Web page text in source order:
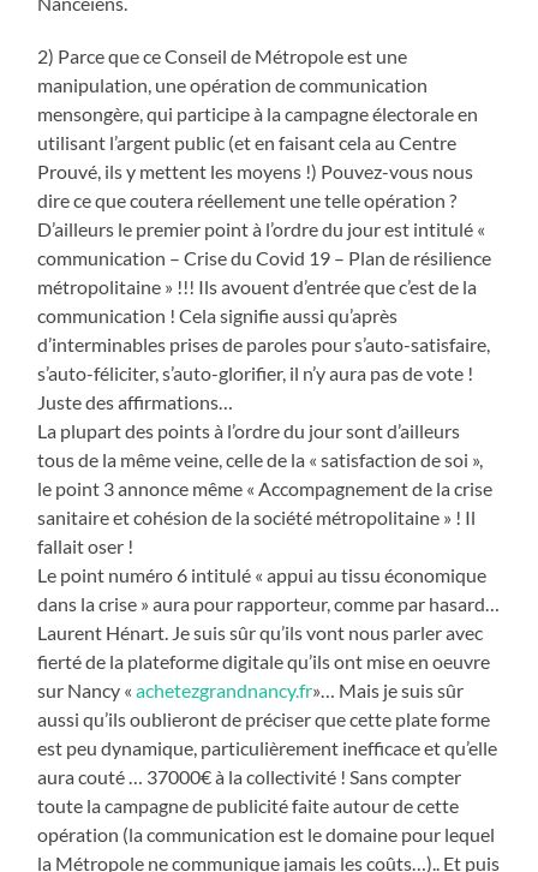
2) Parce que ce Conseil de Métropole est une
manipulation, une opération de communication
mensongère, qui participe à la campagne électorale en
utilisant l’argent public (et en faisant cela au Centre
Prouvé, ils y mettent les moyens !) Pouvez-vous nous
dire ce que coutera réellement une telle opération ?
D’ailleurs le premier point à l’ordre du jour est intitulé «
communication – Crise du Covid 19 – Plan de résilience
métropolitaine » !!! Ils avouent d’entrée que c’est de la
communication ! Cela signifie aussi qu’après
d’interminables prises de paroles pour s’auto-satisfaire,
s’auto-féliciter, s’auto-glorifier, il n’y aura pas de vote !
Juste des affirmations…
La plupart des points à l’ordre du jour sont d’ailleurs
tous de la même veine, celle de la « satisfaction de soi »,
le point 3 annonce même « Accompagnement de la crise
sanitaire et cohésion de la société métropolitaine » ! Il
fallait oser !
Le point numéro 6 intitulé « appui au tissu économique
dans la crise » aura pour rapporteur, comme par hasard…
Laurent Hénart. Je suis sûr qu’ils vont nous parler avec
fierté de la plateforme digitale qu’ils ont mise en oeuvre
sur Nancy «achetezgrandnancy.fr»… Mais je suis sûr
aussi qu’ils oublieront de préciser que cette plate forme
est peu dynamique, particulièrement inefficace et qu’elle
aura couté … 37000€ à la collectivité ! Sans compter
toute la campagne de publicité faite autour de cette
opération (la communication est le domaine pour lequel
la Métropole ne communique jamais les coûts…).. Et puis